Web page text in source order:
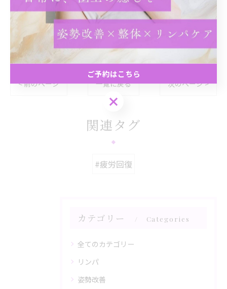
#楽々園マッサージ
< 前のページ 一覧に戻る 次のページ >
関連タグ
#疲労回復
カテゴリー Categories
全てのカテゴリー
リンパ
姿勢改善
ご予約はこちら
ご予約はこちら